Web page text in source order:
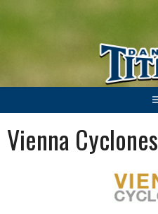
Vienna Cyclones